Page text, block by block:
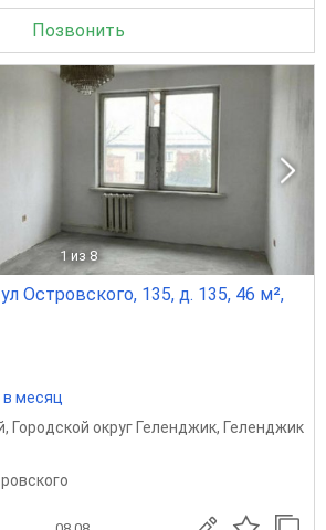
Позвонить
1 из 8
Островского, 135, д. 135, 46 м²,
в месяц
, Городской округ Геленджик, Геленджик